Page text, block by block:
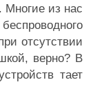
Многие из нас
отсутствии
верно? В
тает